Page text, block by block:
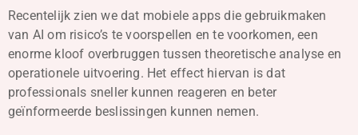
Recentelijk zien we dat mobiele apps die gebruikmaken
van AI om risico’s te voorspellen en te voorkomen, een
enorme kloof overbruggen tussen theoretische analyse en
operationele uitvoering. Het effect hiervan is dat
professionals sneller kunnen reageren en beter
geïnformeerde beslissingen kunnen nemen.